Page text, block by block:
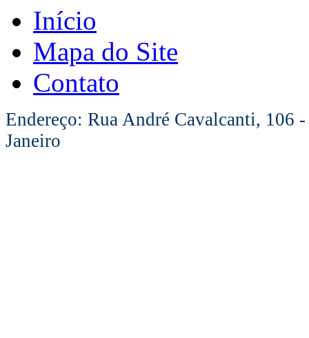
Início
Mapa do Site
Contato
Endereço: Rua André Cavalcanti, 106
Janeiro